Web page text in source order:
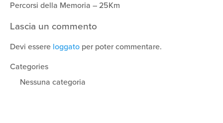
Percorsi della Memoria – 25Km
Lascia un commento
Devi essere loggato per poter commentare.
Categories
Nessuna categoria